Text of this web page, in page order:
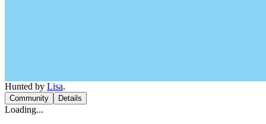
Hunted by Lisa.
Community Details
Loading...